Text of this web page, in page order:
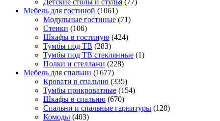
Детские столы и стулья (77)
Мебель для гостиной (1061)
Модульные гостиные (71)
Стенки (106)
Шкафы в гостиную (424)
Тумбы под ТВ (283)
Тумбы под ТВ стеклянные (1)
Полки и стеллажи (228)
Мебель для спальни (1677)
Кровати в спальню (335)
Тумбы прикроватные (154)
Шкафы в спальню (670)
Спальни и спальные гарнитуры (128)
Комоды (403)